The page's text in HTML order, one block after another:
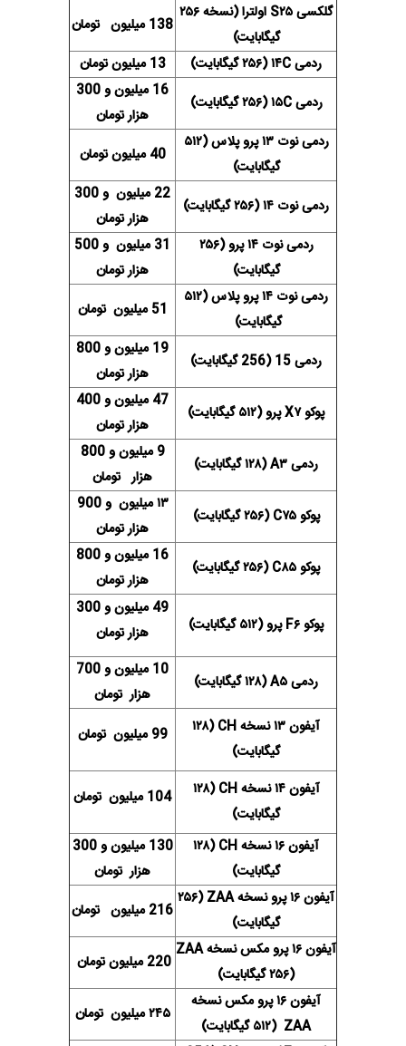
گلکسی S۲۵ اولترا (نسخه ۲۵۶
گیگابایت)
138 میلیون تومان
ردمی ۱۴C (۲۵۶ گیگابایت)
13 میلیون تومان
ردمی ۱۵C (۲۵۶ گیگابایت)
16 میلیون و 300
هزار تومان
ردمی نوت ۱۳ پرو پلاس (۵۱۲
گیگابایت)
40 میلیون تومان
ردمی نوت ۱۴ (۲۵۶ گیگابایت)
22 میلیون و 300
هزار تومان
ردمی نوت ۱۴ پرو (۲۵۶
گیگابایت)
31 میلیون و 500
هزار تومان
ردمی نوت ۱۴ پرو پلاس (۵۱۲
گیگابایت)
51 میلیون تومان
ردمی 15 (256 گیگابایت)
19 میلیون و 800
هزار تومان
پوکو X۷ پرو (۵۱۲ گیگابایت)
47 میلیون و 400
هزار تومان
ردمی A۳ (۱۲۸ گیگابایت)
9 میلیون و 800
هزار تومان
پوکو C۷۵ (۲۵۶ گیگابایت)
۱۳ میلیون و 900
هزار تومان
پوکو C۸۵ (۲۵۶ گیگابایت)
16 میلیون و 800
هزار تومان
پوکو F۶ پرو (۵۱۲ گیگابایت)
49 میلیون و 300
هزار تومان
ردمی A۵ (۱۲۸ گیگابایت)
10 میلیون و 700
هزار تومان
آیفون ۱۳ نسخه CH (۱۲۸
گیگابایت)
99 میلیون تومان
آیفون ۱۴ نسخه CH (۱۲۸
گیگابایت)
104 میلیون تومان
آیفون ۱۶ نسخه CH (۱۲۸
گیگابایت)
130 میلیون و 300
هزار تومان
آیفون ۱۶ پرو نسخه ZAA (۲۵۶
گیگابایت)
216 میلیون تومان
آیفون ۱۶ پرو مکس نسخه ZAA
(۲۵۶ گیگابایت)
220 میلیون تومان
آیفون ۱۶ پرو مکس نسخه
ZAA (۵۱۲ گیگابایت)
۲۴۵ میلیون تومان